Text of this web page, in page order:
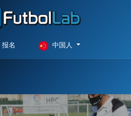
报名 中国人